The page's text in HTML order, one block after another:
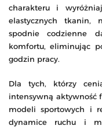
charakteru i
elastycznych tkanin,
spodnie codzienne
komfortu, eliminując
godzin pracy.
Dla tych, którzy
intensywną aktywność
modeli sportowych i
dynamice ruchu i